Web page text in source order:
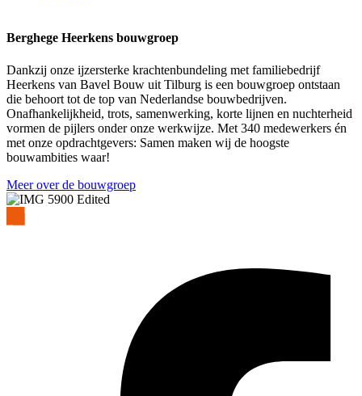
Berghege Heerkens bouwgroep
Dankzij onze ijzersterke krachtenbundeling met familiebedrijf
Heerkens van Bavel Bouw uit Tilburg is een bouwgroep ontstaan
die behoort tot de top van Nederlandse bouwbedrijven.
Onafhankelijkheid, trots, samenwerking, korte lijnen en nuchterheid
vormen de pijlers onder onze werkwijze. Met 340 medewerkers én
met onze opdrachtgevers: Samen maken wij de hoogste
bouwambities waar!
Meer over de bouwgroep